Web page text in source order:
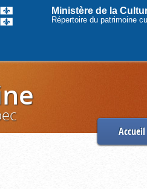
Ministère de la
Répertoire du patrimoine
Accueil